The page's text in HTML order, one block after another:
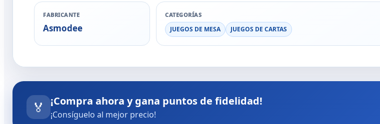
FABRICANTE
Asmodee
CATEGORÍAS
JUEGOS DE MESA JUEGOS DE CARTAS
🏅 ¡Compra ahora y gana puntos de fidelidad!
¡Consíguelo al mejor precio!